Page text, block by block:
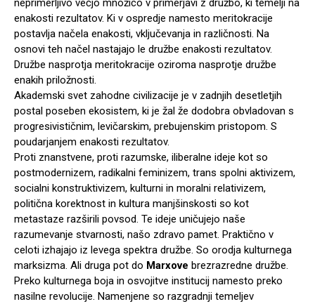
enakosti rezultatov. Ki v ospredje namesto meritokracije
postavlja načela enakosti, vključevanja in različnosti. Na
osnovi teh načel nastajajo le družbe enakosti rezultatov.
Družbe nasprotja meritokracije oziroma nasprotje družbe
enakih priložnosti.
Akademski svet zahodne civilizacije je v zadnjih desetletjih
postal poseben ekosistem, ki je žal že dodobra obvladovan s
progresivističnim, levičarskim, prebujenskim pristopom. S
poudarjanjem enakosti rezultatov.
Proti znanstvene, proti razumske, iliberalne ideje kot so
postmodernizem, radikalni feminizem, trans spolni aktivizem,
socialni konstruktivizem, kulturni in moralni relativizem,
politična korektnost in kultura manjšinskosti so kot
metastaze razširili povsod. Te ideje uničujejo naše
razumevanje stvarnosti, našo zdravo pamet. Praktično v
celoti izhajajo iz levega spektra družbe. So orodja kulturnega
marksizma. Ali druga pot do Marxove brezrazredne družbe.
Preko kulturnega boja in osvojitve institucij namesto preko
nasilne revolucije. Namenjene so razgradnji temeljev